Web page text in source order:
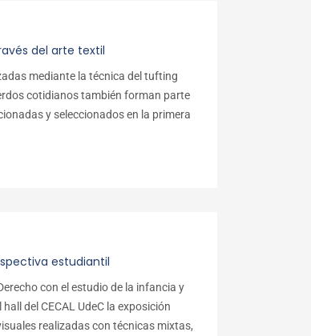
del arte textil
mediante la técnica del tufting
cotidianos también forman parte
y seleccionados en la primera
estudiantil
con el estudio de la infancia y
del CECAL UdeC la exposición
realizadas con técnicas mixtas,